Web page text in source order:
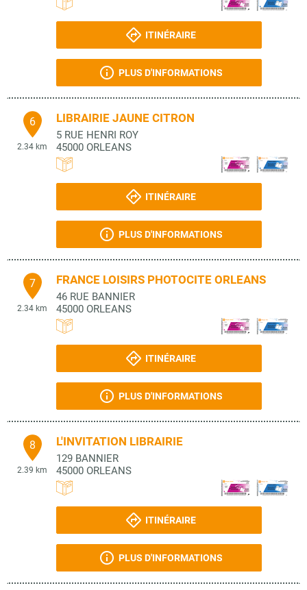
ITINÉRAIRE
PLUS D'INFORMATIONS
6
2.34 km
LIBRAIRIE JAUNE CITRON
5 RUE HENRI ROY
45000 ORLEANS
ITINÉRAIRE
PLUS D'INFORMATIONS
7
2.34 km
FRANCE LOISIRS PHOTOCITE ORLEANS
46 RUE BANNIER
45000 ORLEANS
ITINÉRAIRE
PLUS D'INFORMATIONS
8
2.39 km
L'INVITATION LIBRAIRIE
129 BANNIER
45000 ORLEANS
ITINÉRAIRE
PLUS D'INFORMATIONS